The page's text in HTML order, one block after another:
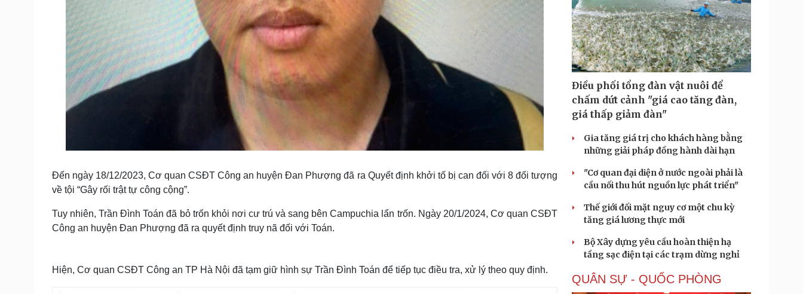
Đến ngày 18/12/2023, Cơ quan CSÐT Công an huyện Đan Phượng đã ra Quyết định khởi tố bị can đối với 8 đối tượng
về tội “Gây rối trật tự công cộng”.
Tuy nhiên, Trần Đình Toán đã bỏ trốn khỏi nơi cư trú và sang bên Campuchia lẩn trốn. Ngày 20/1/2024, Cơ quan CSÐT
Công an huyện Đan Phượng đã ra quyết định truy nã đối với Toán.
Hiện, Cơ quan CSĐT Công an TP Hà Nội đã tạm giữ hình sự Trần Đình Toán để tiếp tục điều tra, xử lý theo quy định.
Điều phối tổng đàn vật nuôi để
chấm dứt cảnh "giá cao tăng đàn,
giá thấp giảm đàn"
Gia tăng giá trị cho khách hàng bằng
những giải pháp đồng hành dài hạn
"Cơ quan đại diện ở nước ngoài phải là
cầu nối thu hút nguồn lực phát triển"
Thế giới đối mặt nguy cơ một chu kỳ
tăng giá lương thực mới
Bộ Xây dựng yêu cầu hoàn thiện hạ
tầng sạc điện tại các trạm dừng nghỉ
QUÂN SỰ - QUỐC PHÒNG